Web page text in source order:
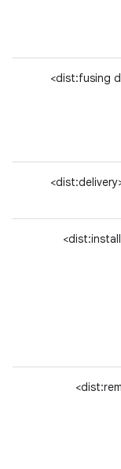
<dist:fusing